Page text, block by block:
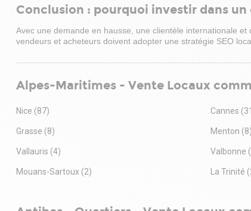
Conclusion : pourquoi investir dans
Avec une demande en hausse, une clientèle internationale et
vendeurs et acheteurs doivent adopter une stratégie SEO
Alpes-Maritimes - Vente Locaux
Nice (87) Cannes
Grasse (8) Menton (8)
Vallauris (4) Valbonne
Mouans-Sartoux (2) La Trinité